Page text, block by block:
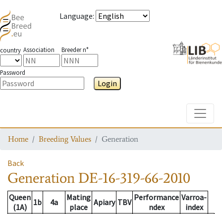
Language:
country Association Breeder n°
Password
Login
Home Breeding Values Generation
Back
Generation DE-16-319-66-2010
Queen
(1A)
1b 4a
Mating
place Apiary TBV Performance
ndex
Varroa-
index